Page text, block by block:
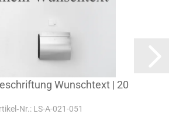
Wunschtext | 20
LS-A-021-051